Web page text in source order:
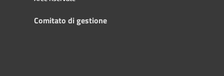
Comitato di gestione